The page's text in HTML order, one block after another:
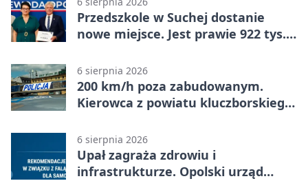
Przedszkole w Suchej dostanie
nowe miejsce. Jest prawie 922 tys.
6 sierpnia 2026
200 km/h poza zabudowanym.
Kierowca z powiatu kluczborskiego
6 sierpnia 2026
Upał zagraża zdrowiu i
infrastrukturze. Opolski urząd